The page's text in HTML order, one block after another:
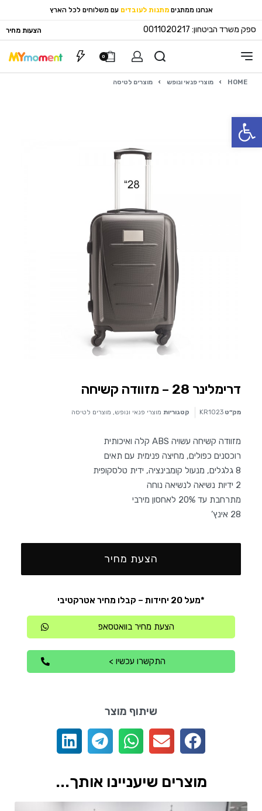
פתח סרגל נגישות
אנחנו ממתגים מתנות לעובדים עם משלוחים לכל הארץ
ספק משרד הביטחון: 0011020217 הצעות מחיר
0
HOME
› מוצרי פנאי ונופש › מוצרים לטיסה
דרימלינר 28 – מזוודה קשיחה
מק״ט KR1023 קטגוריות מוצרי פנאי ונופש, מוצרים לטיסה
מזוודה קשיחה עשויה ABS קלה ואיכותית
רוכסנים כפולים, מחיצה פנימית עם תאים
8 גלגלים, מנעול קומבינציה, ידית טלסקופית
2 ידיות נשיאה לנשיאה נוחה
מתרחבת עד 20% לאחסון מירבי
28 אינץ’
הצעת מחיר
*מעל 20 יחידות – קבלו מחיר אטרקטיבי
הצעת מחיר בוואטסאפ
התקשרו עכשיו >
שיתוף מוצר
מוצרים שיעניינו אותך...